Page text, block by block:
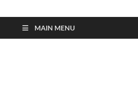
MAIN MENU